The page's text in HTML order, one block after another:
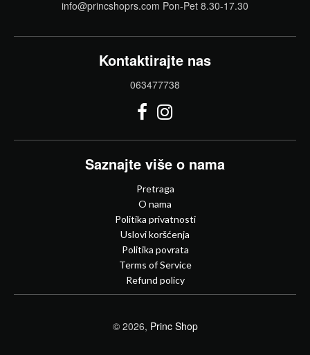
info@princshoprs.com Pon-Pet 8.30-17.30
Kontaktirajte nas
063477738
Saznajte više o nama
Pretraga
O nama
Politika privatnosti
Uslovi koršćenja
Politika povrata
Terms of Service
Refund policy
© 2026, Princ Shop